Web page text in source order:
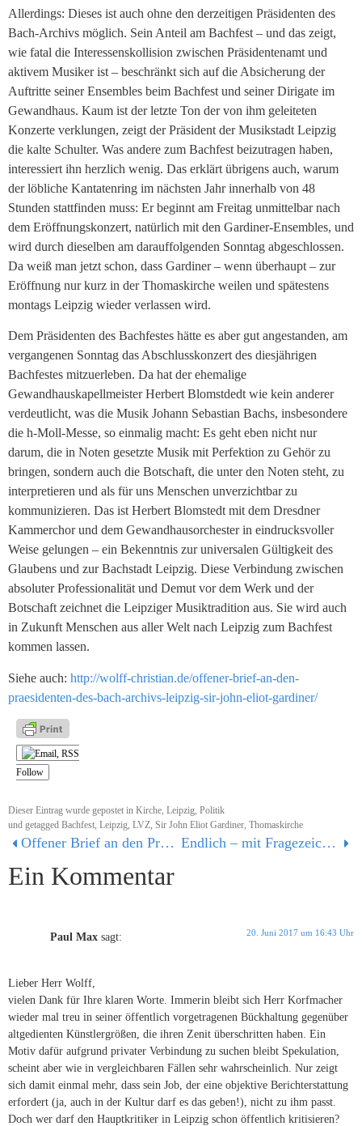
Allerdings: Dieses ist auch ohne den derzeitigen Präsidenten des
Bach-Archivs möglich. Sein Anteil am Bachfest – und das zeigt,
wie fatal die Interessenskollision zwischen Präsidentenamt und
aktivem Musiker ist – beschränkt sich auf die Absicherung der
Auftritte seiner Ensembles beim Bachfest und seiner Dirigate im
Gewandhaus. Kaum ist der letzte Ton der von ihm geleiteten
Konzerte verklungen, zeigt der Präsident der Musikstadt Leipzig
die kalte Schulter. Was andere zum Bachfest beizutragen haben,
interessiert ihn herzlich wenig. Das erklärt übrigens auch, warum
der löbliche Kantatenring im nächsten Jahr innerhalb von 48
Stunden stattfinden muss: Er beginnt am Freitag unmittelbar nach
dem Eröffnungskonzert, natürlich mit den Gardiner-Ensembles, und
wird durch dieselben am darauffolgenden Sonntag abgeschlossen.
Da weiß man jetzt schon, dass Gardiner – wenn überhaupt – zur
Eröffnung nur kurz in der Thomaskirche weilen und spätestens
montags Leipzig wieder verlassen wird.
Dem Präsidenten des Bachfestes hätte es aber gut angestanden, am
vergangenen Sonntag das Abschlusskonzert des diesjährigen
Bachfestes mitzuerleben. Da hat der ehemalige
Gewandhauskapellmeister Herbert Blomstdedt wie kein anderer
verdeutlicht, was die Musik Johann Sebastian Bachs, insbesondere
die h-Moll-Messe, so einmalig macht: Es geht eben nicht nur
darum, die in Noten gesetzte Musik mit Perfektion zu Gehör zu
bringen, sondern auch die Botschaft, die unter den Noten steht, zu
interpretieren und als für uns Menschen unverzichtbar zu
kommunizieren. Das ist Herbert Blomstedt mit dem Dresdner
Kammerchor und dem Gewandhausorchester in eindrucksvoller
Weise gelungen – ein Bekenntnis zur universalen Gültigkeit des
Glaubens und zur Bachstadt Leipzig. Diese Verbindung zwischen
absoluter Professionalität und Demut vor dem Werk und der
Botschaft zeichnet die Leipziger Musiktradition aus. Sie wird auch
in Zukunft Menschen aus aller Welt nach Leipzig zum Bachfest
kommen lassen.
Siehe auch: http://wolff-christian.de/offener-brief-an-den-
praesidenten-des-bach-archivs-leipzig-sir-john-eliot-gardiner/
Follow
Dieser Eintrag wurde gepostet in Kirche, Leipzig, Politik
und getagged Bachfest, Leipzig, LVZ, Sir John Eliot Gardiner, Thomaskirche
Offener Brief an den Präsidenten des Bach-Archivs Leipzig Sir John Eliot Gardiner Endlich – mit Fragezeichen
Ein Kommentar
Paul Max sagt: 20. Juni 2017 um 16:43 Uhr
Lieber Herr Wolff,
vielen Dank für Ihre klaren Worte. Immerin bleibt sich Herr Korfmacher
wieder mal treu in seiner öffentlich vorgetragenen Bückhaltung gegenüber
altgedienten Künstlergrößen, die ihren Zenit überschritten haben. Ein
Motiv dafür aufgrund privater Verbindung zu suchen bleibt Spekulation,
scheint aber wie in vergleichbaren Fällen sehr wahrscheinlich. Nur zeigt
sich damit einmal mehr, dass sein Job, der eine objektive Berichterstattung
erfordert (ja, auch in der Kultur darf es das geben!), nicht zu ihm passt.
Doch wer darf den Hauptkritiker in Leipzig schon öffentlich kritisieren?